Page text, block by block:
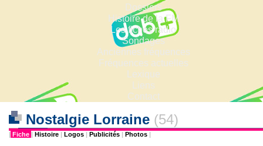
Dossiers
Histoire de la FM
Les fiches radio
Sondages
Anciennes fréquences
Fréquences actuelles
Lexique
Liens
Contact
Nostalgie Lorraine (54)
| Fiche | Histoire | Logos | Publicités | Photos |